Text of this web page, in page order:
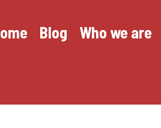
Blog Who we are